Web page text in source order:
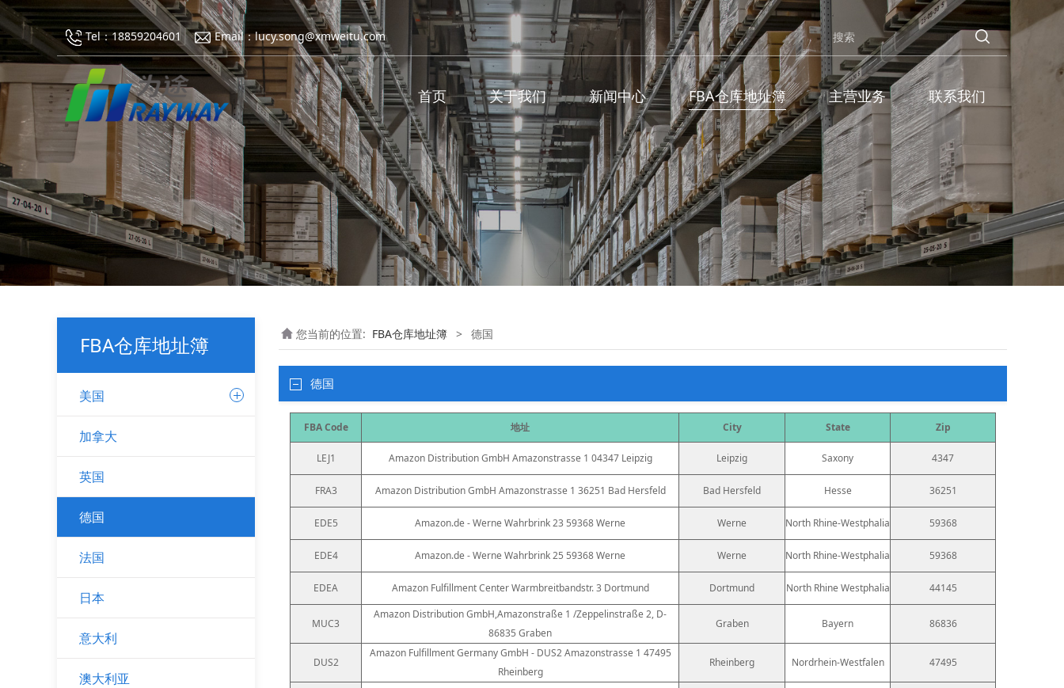
Tel：18859204601 Email：lucy.song@xmweitu.com
首页 关于我们 新闻中心 FBA仓库地址簿 主营业务 联系我们
FBA仓库地址簿
美国
加拿大
英国
德国
法国
日本
意大利
澳大利亚
您当前的位置: FBA仓库地址簿 > 德国
德国
FBA Code 地址 City State Zip
LEJ1 Amazon Distribution GmbH Amazonstrasse 1 04347 Leipzig Leipzig Saxony 4347
FRA3 Amazon Distribution GmbH Amazonstrasse 1 36251 Bad Hersfeld Bad Hersfeld Hesse 36251
EDE5 Amazon.de - Werne Wahrbrink 23 59368 Werne Werne North Rhine-Westphalia 59368
EDE4 Amazon.de - Werne Wahrbrink 25 59368 Werne Werne North Rhine-Westphalia 59368
EDEA Amazon Fulfillment Center Warmbreitbandstr. 3 Dortmund Dortmund North Rhine Westphalia 44145
MUC3
Amazon Distribution GmbH,Amazonstraße 1 /Zeppelinstraße 2, D-
86835 Graben
Graben Bayern 86836
DUS2
Amazon Fulfillment Germany GmbH - DUS2 Amazonstrasse 1 47495
Rheinberg
Rheinberg Nordrhein-Westfalen 47495